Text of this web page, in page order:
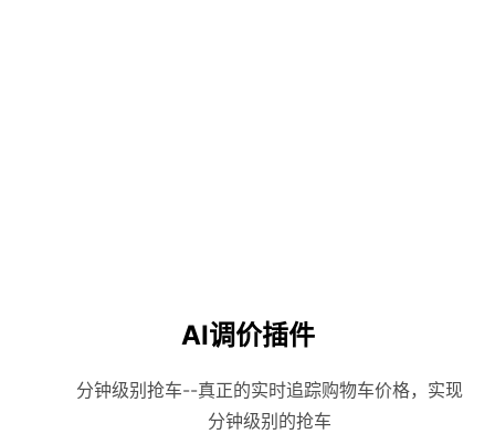
AI调价插件
分钟级别抢车--真正的实时追踪购物车价格，实现
分钟级别的抢车